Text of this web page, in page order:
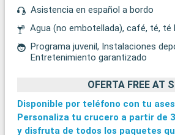
Asistencia en español a bordo
Agua (no embotellada), café, té, té
Programa juvenil, Instalaciones
Entretenimiento garantizado
OFERTA FREE AT
Disponible por teléfono con tu
Personaliza tu crucero a partir de
y disfruta de todos los paquetes